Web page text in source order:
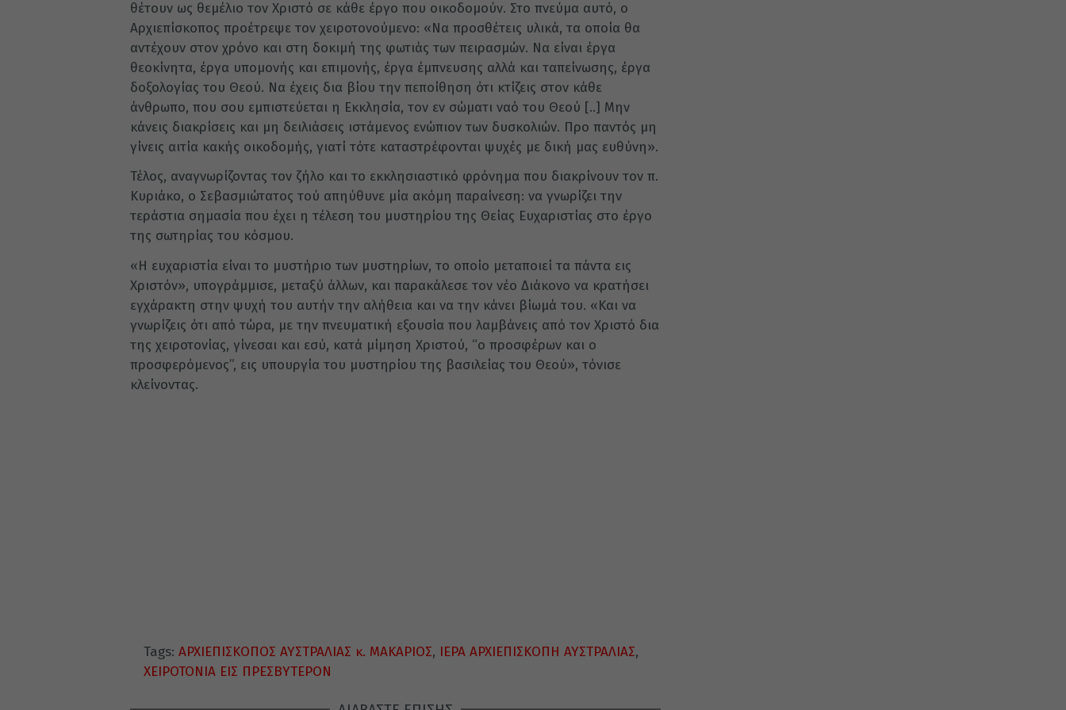
θέτουν ως θεμέλιο τον Χριστό σε κάθε έργο που οικοδομούν. Στο πνεύμα αυτό, ο
Αρχιεπίσκοπος προέτρεψε τον χειροτονούμενο: «Να προσθέτεις υλικά, τα οποία θα
αντέχουν στον χρόνο και στη δοκιμή της φωτιάς των πειρασμών. Να είναι έργα
θεοκίνητα, έργα υπομονής και επιμονής, έργα έμπνευσης αλλά και ταπείνωσης, έργα
δοξολογίας του Θεού. Να έχεις δια βίου την πεποίθηση ότι κτίζεις στον κάθε
άνθρωπο, που σου εμπιστεύεται η Εκκλησία, τον εν σώματι ναό του Θεού [..] Μην
κάνεις διακρίσεις και μη δειλιάσεις ιστάμενος ενώπιον των δυσκολιών. Προ παντός μη
γίνεις αιτία κακής οικοδομής, γιατί τότε καταστρέφονται ψυχές με δική μας ευθύνη».
Τέλος, αναγνωρίζοντας τον ζήλο και το εκκλησιαστικό φρόνημα που διακρίνουν τον π.
Κυριάκο, ο Σεβασμιώτατος τού απηύθυνε μία ακόμη παραίνεση: να γνωρίζει την
τεράστια σημασία που έχει η τέλεση του μυστηρίου της Θείας Ευχαριστίας στο έργο
της σωτηρίας του κόσμου.
«Η ευχαριστία είναι το μυστήριο των μυστηρίων, το οποίο μεταποιεί τα πάντα εις
Χριστόν», υπογράμμισε, μεταξύ άλλων, και παρακάλεσε τον νέο Διάκονο να κρατήσει
εγχάρακτη στην ψυχή του αυτήν την αλήθεια και να την κάνει βίωμά του. «Και να
γνωρίζεις ότι από τώρα, με την πνευματική εξουσία που λαμβάνεις από τον Χριστό δια
της χειροτονίας, γίνεσαι και εσύ, κατά μίμηση Χριστού, “ο προσφέρων και ο
προσφερόμενος”, εις υπουργία του μυστηρίου της βασιλείας του Θεού», τόνισε
κλείνοντας.
Tags: ΑΡΧΙΕΠΙΣΚΟΠΟΣ ΑΥΣΤΡΑΛΙΑΣ κ. ΜΑΚΑΡΙΟΣ, ΙΕΡΑ ΑΡΧΙΕΠΙΣΚΟΠΗ ΑΥΣΤΡΑΛΙΑΣ,
ΧΕΙΡΟΤΟΝΙΑ ΕΙΣ ΠΡΕΣΒΥΤΕΡΟΝ